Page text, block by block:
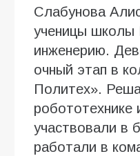
Слабунова
ученицы школы
инженерию.
очный этап в
Политех».
робототехнике
участвовали в
работали в